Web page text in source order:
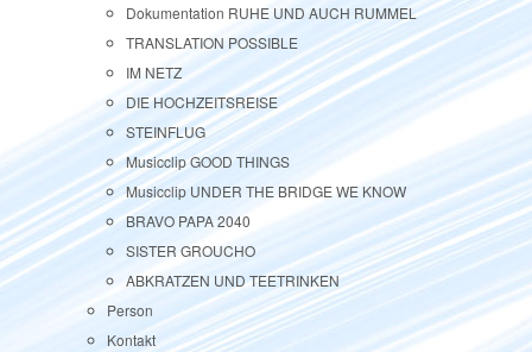
Dokumentation RUHE UND AUCH RUMMEL
TRANSLATION POSSIBLE
IM NETZ
DIE HOCHZEITSREISE
STEINFLUG
Musicclip GOOD THINGS
Musicclip UNDER THE BRIDGE WE KNOW
BRAVO PAPA 2040
SISTER GROUCHO
ABKRATZEN UND TEETRINKEN
Person
Kontakt